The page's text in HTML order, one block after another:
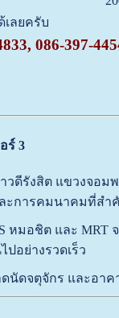
ลยครับ
086-397-
ร์ 3
าวดีรังสิต แขวงจ
ะการคมนาคมที่สำ
หมอชิต และ MRT
ปอย่างรวดเร็ว
ดนัดจตุจักร และอ